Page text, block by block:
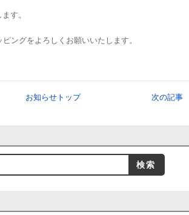
す。
ングをよろしくお願いいたします。
お知らせトップ 次の記事